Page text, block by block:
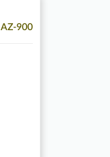
AZ-900